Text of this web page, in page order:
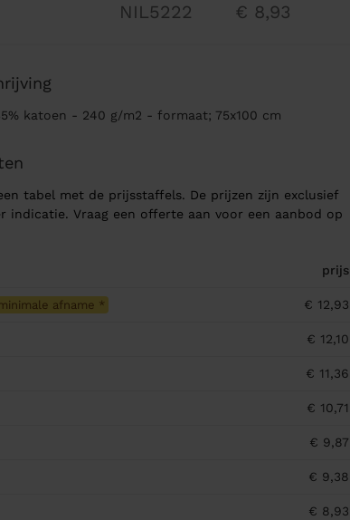
NIL5222 € 8,93
katoen - 240 g/m2 - formaat; 75x100 cm
tabel met de prijsstaffels. De prijzen zijn exclusief
indicatie. Vraag een offerte aan voor een aanbod op
prijs
afname * € 12,93
€ 12,10
€ 11,36
€ 10,71
€ 9,87
€ 9,38
€ 8,93